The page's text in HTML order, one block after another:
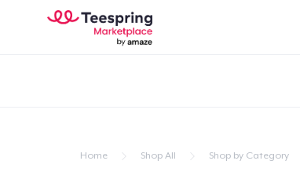
Home Shop All Shop by Category